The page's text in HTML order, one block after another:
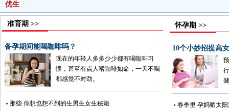
优生
准育期 >>
备孕期间能喝咖啡吗？
现在的年轻人多多少少都有喝咖啡习
惯，甚至有点人嗜咖啡如命，一天不喝
都感觉不对劲。
那些 你想也想不到的生男生女生秘籍
怀孕期 >>
10个小妙招提高
春季里 孕妈晒太